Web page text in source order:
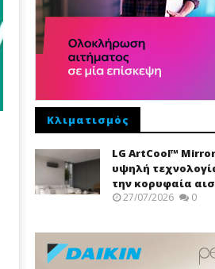
Κλιματισμός
LG ArtCool™
υψηλή
την κορυφαία
27/07/2026 0